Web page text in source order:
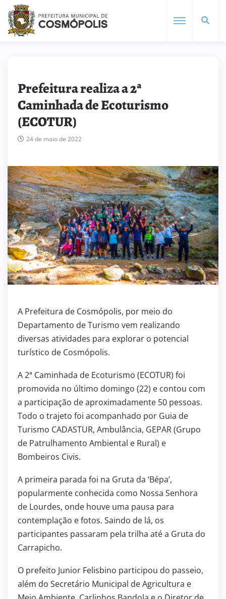
Prefeitura realiza a 2ª
Caminhada de Ecoturismo
(ECOTUR)
24 de maio de 2022
A Prefeitura de Cosmópolis, por meio do
Departamento de Turismo vem realizando
diversas atividades para explorar o potencial
turístico de Cosmópolis.
A 2ª Caminhada de Ecoturismo (ECOTUR) foi
promovida no último domingo (22) e contou com
a participação de aproximadamente 50 pessoas.
Todo o trajeto foi acompanhado por Guia de
Turismo CADASTUR, Ambulância, GEPAR (Grupo
de Patrulhamento Ambiental e Rural) e
Bombeiros Civis.
A primeira parada foi na Gruta da ‘Bépa’,
popularmente conhecida como Nossa Senhora
de Lourdes, onde houve uma pausa para
contemplação e fotos. Saindo de lá, os
participantes passaram pela trilha até a Gruta do
Carrapicho.
O prefeito Junior Felisbino participou do passeio,
além do Secretário Municipal de Agricultura e